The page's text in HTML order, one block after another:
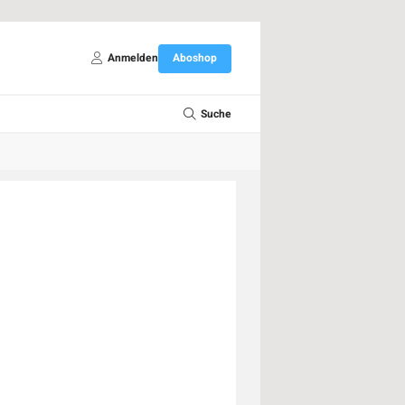
Anmelden Aboshop
Suche